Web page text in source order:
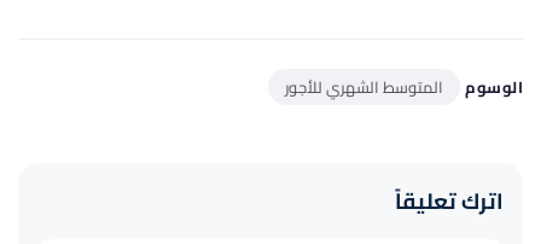
الوسوم المتوسط الشهري للأجور
اترك تعليقاً